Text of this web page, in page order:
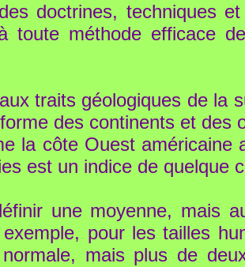
doctrines, techniques
méthode efficace
traits géologiques de la
des continents et des
la côte Ouest américaine
est un indice de quelque
une moyenne, mais
pour les tailles
mais plus de